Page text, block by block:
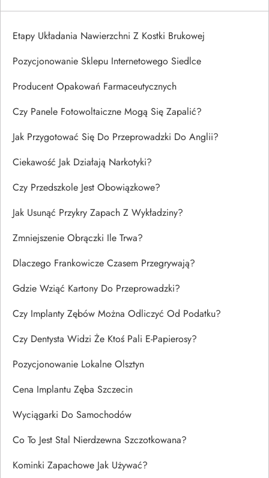
Etapy Układania Nawierzchni Z Kostki Brukowej
Pozycjonowanie Sklepu Internetowego Siedlce
Producent Opakowań Farmaceutycznych
Czy Panele Fotowoltaiczne Mogą Się Zapalić?
Jak Przygotować Się Do Przeprowadzki Do Anglii?
Ciekawość Jak Działają Narkotyki?
Czy Przedszkole Jest Obowiązkowe?
Jak Usunąć Przykry Zapach Z Wykładziny?
Zmniejszenie Obrączki Ile Trwa?
Dlaczego Frankowicze Czasem Przegrywają?
Gdzie Wziąć Kartony Do Przeprowadzki?
Czy Implanty Zębów Można Odliczyć Od Podatku?
Czy Dentysta Widzi Że Ktoś Pali E-Papierosy?
Pozycjonowanie Lokalne Olsztyn
Cena Implantu Zęba Szczecin
Wyciągarki Do Samochodów
Co To Jest Stal Nierdzewna Szczotkowana?
Kominki Zapachowe Jak Używać?